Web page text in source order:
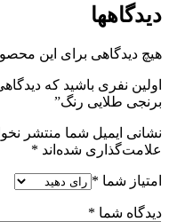
دیدگاهها
هیچ دیدگاهی برای این
اولین نفری باشید که
برنجی طلایی رنگ”
نشانی ایمیل شما منتشر
علامت‌گذاری شده‌اند *
امتیاز شما *
دیدگاه شما *